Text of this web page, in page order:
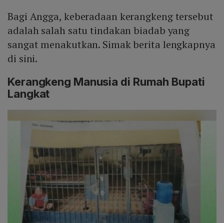
Bagi Angga, keberadaan kerangkeng tersebut
adalah salah satu tindakan biadab yang
sangat menakutkan. Simak berita lengkapnya
di sini.
Kerangkeng Manusia di Rumah Bupati
Langkat